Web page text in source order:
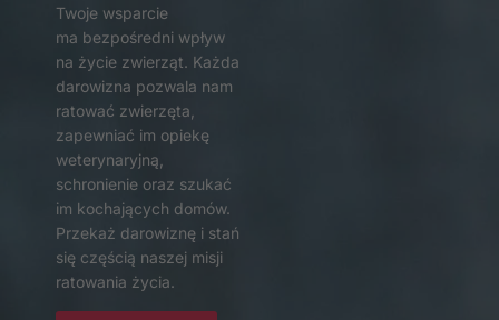
Twoje wsparcie
ma bezpośredni wpływ
na życie zwierząt. Każda
darowizna pozwala nam
ratować zwierzęta,
zapewniać im opiekę
weterynaryjną,
schronienie oraz szukać
im kochających domów.
Przekaż darowiznę i stań
się częścią naszej misji
ratowania życia.